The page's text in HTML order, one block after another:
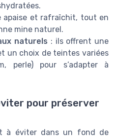
apaise et rafraîchit, tout en
mine naturel.
naturels : ils offrent une
un choix de teintes variées
perle) pour s’adapter à
pour préserver
à éviter dans un fond de